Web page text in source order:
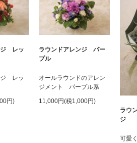
ジ レッ
ジ レッ
円)
ラウンドアレンジ パー
プル
オールラウンドのアレン
ジメント パープル系
11,000円(税1,000円)
ラウ
ジ
可愛